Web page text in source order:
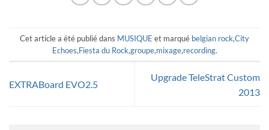
Cet article a été publié dans MUSIQUE et marqué belgian rock,City
Echoes,Fiesta du Rock,groupe,mixage,recording.
EXTRABoard EVO2.5
Upgrade TeleStrat Custom
2013